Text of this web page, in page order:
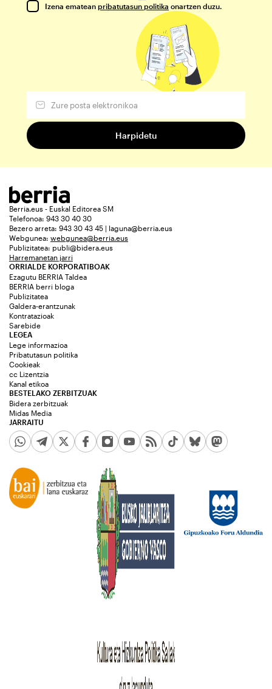
Izena ematean pribatutasun politika onartzen duzu.
Berria.eus - Euskal Editorea SM
Telefonoa: 943 30 40 30
Bezero arreta: 943 30 43 45 | laguna@berria.eus
Webgunea: webgunea@berria.eus
Publizitatea: publi@bidera.eus
Harremanetan jarri
ORRIALDE KORPORATIBOAK
Ezagutu BERRIA Taldea
BERRIA berri bloga
Publizitatea
Galdera-erantzunak
Kontratazioak
Sarebide
JARRAITU
LEGEA
Lege informazioa
Pribatutasun politika
Cookieak
cc Lizentzia
Kanal etikoa
BESTELAKO ZERBITZUAK
Bidera zerbitzuak
Midas Media